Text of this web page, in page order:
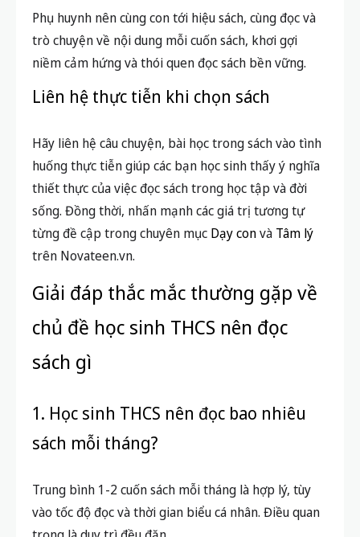
phí là nơi học sinh có thể tải sách, nghe sách nói
phù hợp độ tuổi. Ngoài ra, hãy thường xuyên truy
cập các chuyên mụcHọc tập và Kiến thức
để cập
Lời khuyên dành cho phụ huynh
và giáo viên
Làm gương và đồng hành cùng con
đọc sách
trò chuyện về nội dung mỗi cuốn sách, khơi gợi
niềm cảm hứng và thói quen đọc sách bền vững.
Liên hệ thực tiễn khi chọn sách
huống thực tiễn giúp các bạn học sinh thấy ý nghĩa
thiết thực của việc đọc sách trong học tập và đời
từng đề cập trong chuyên mụcDạy convà Tâm lý
trên Novateen.vn.